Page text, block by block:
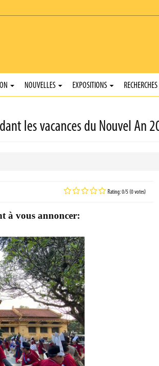
NOUVELLES EXPOSITIONS RECHERCHES
les vacances du Nouvel An
Rating: 0/5 (0 votes)
à vous annoncer: